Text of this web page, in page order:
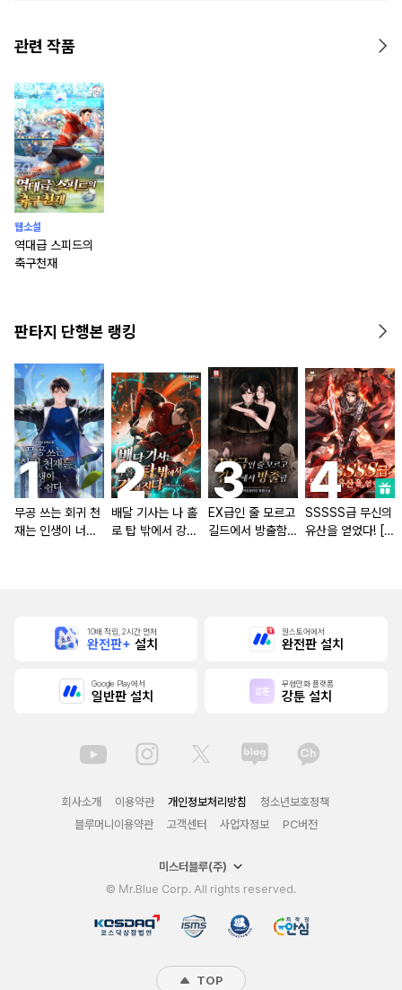
관련 작품
웹소설
역대급 스피드의
축구천재
판타지 단행본 랭킹
무공 쓰는 회귀 천
재는 인생이 너무
배달 기사는 나 홀
로 탑 밖에서 강해
EX급인 줄 모르고
길드에서 방출함
SSSSS급 무신의
유산을 얻었다! [단
10배 적립, 2시간 먼저
완전판+ 설치
원스토어에서
완전판 설치
Google Play에서
일반판 설치
무협만화 플랫폼
강툰 설치
회사소개 이용약관 개인정보처리방침
청소년보호정책
블루머니이용약관
고객센터 사업자정보 PC버전
미스터블루(주)
© Mr.Blue Corp. All rights reserved.
TOP